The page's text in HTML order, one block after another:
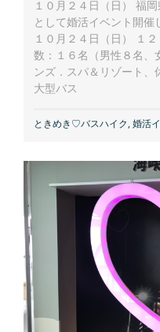
１０月２４日（日） 福
として婚活イベント開
１０月２４日（日） １
数：１６名（男性８名、
ンズ．スパ＆リゾート
大型バス
ときめき♡バスハイク,婚活